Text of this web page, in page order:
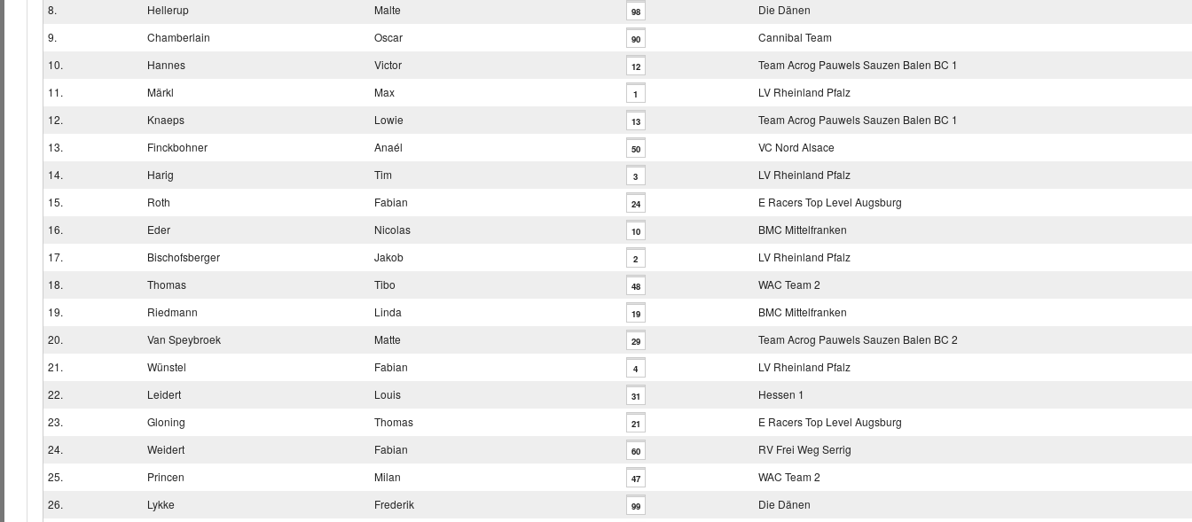
8.
Hellerup Malte 98
Die Dänen
9.
Chamberlain Oscar 90
Cannibal Team
10.
Hannes Victor 12
Team Acrog Pauwels Sauzen Balen BC 1
11.
Märkl Max 1
LV Rheinland Pfalz
12.
Knaeps Lowie 13
Team Acrog Pauwels Sauzen Balen BC 1
13.
Finckbohner Anaél 50
VC Nord Alsace
14.
Harig Tim 3
LV Rheinland Pfalz
15.
Roth Fabian 24
E Racers Top Level Augsburg
16.
Eder Nicolas 10
BMC Mittelfranken
17.
Bischofsberger Jakob 2
LV Rheinland Pfalz
18.
Thomas Tibo 48
WAC Team 2
19.
Riedmann Linda 19
BMC Mittelfranken
20.
Van Speybroek Matte 29
Team Acrog Pauwels Sauzen Balen BC 2
21.
Wünstel Fabian 4
LV Rheinland Pfalz
22.
Leidert Louis 31
Hessen 1
23.
Gloning Thomas 21
E Racers Top Level Augsburg
24.
Weidert Fabian 60
RV Frei Weg Serrig
25.
Princen Milan 47
WAC Team 2
26.
Lykke Frederik 99
Die Dänen